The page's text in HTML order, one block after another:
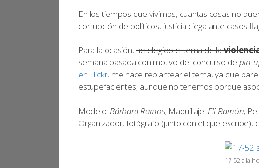
En los tiempos que vivimos, cuantas cosas no
corrupción de políticos, justicia ciega ante casos
Para la ocasión, he elegido el tema de la
semana pasada con motivo del concurso de pin-
en Flickr, me hace replantear el tema, ya que
estupefacientes, aunque no tenemos porque
Modelo: Bárbara Ramos; Maquillaje: Eli Ramón;
Organizador, fotógrafo (junto con el que escribe),
17-52 a la